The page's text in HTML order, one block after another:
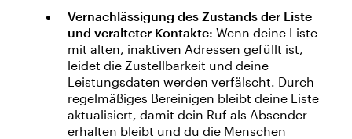
Vernachlässigung des Zustands der Liste
und veralteter Kontakte: Wenn deine Liste
mit alten, inaktiven Adressen gefüllt ist,
leidet die Zustellbarkeit und deine
Leistungsdaten werden verfälscht. Durch
regelmäßiges Bereinigen bleibt deine Liste
aktualisiert, damit dein Ruf als Absender
erhalten bleibt und du die Menschen